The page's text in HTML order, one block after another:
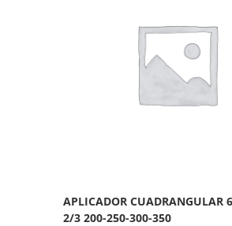
APLICADOR CUADRANGULAR
2/3 200-250-300-350